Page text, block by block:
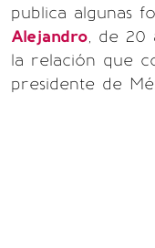
publica algunas
Alejandro, de 20
la relación que
presidente de